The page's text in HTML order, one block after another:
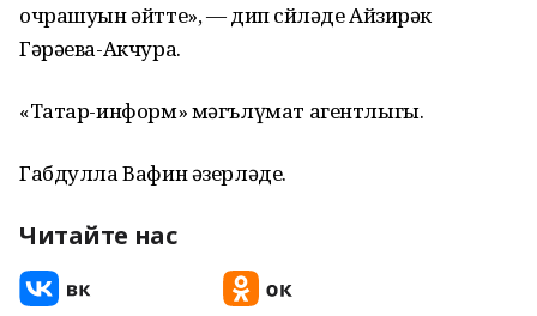
очрашуын әйтте», — дип сөйләде Айзирәк
Гәрәева-Акчура.
«Татар-информ» мәгълүмат агентлыгы.
Габдулла Вафин әзерләде.
Читайте нас